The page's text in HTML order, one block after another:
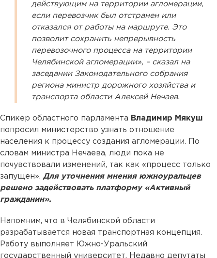
действующим на территории агломерации,
если перевозчик был отстранен или
отказался от работы на маршруте. Это
позволит сохранить непрерывность
перевозочного процесса на территории
Челябинской агломерации», – сказал на
заседании Законодательного собрания
региона министр дорожного хозяйства и
транспорта области Алексей Нечаев.
Спикер областного парламента Владимир Мякуш
попросил министерство узнать отношение
населения к процессу создания агломерации. По
словам министра Нечаева, люди пока не
почувствовали изменений, так как «процесс только
запущен». Для уточнения мнения южноуральцев
решено задействовать платформу «Активный
гражданин».
Напомним, что в Челябинской области
разрабатывается новая транспортная концепция.
Работу выполняет Южно-Уральский
государственный университет. Недавно депутаты